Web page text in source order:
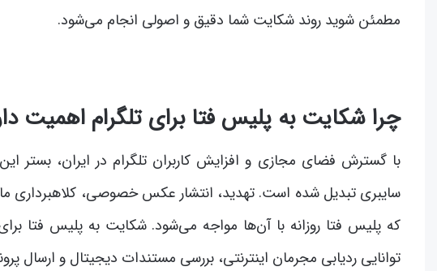
مطمئن شوید روند شکایت شما دقیق و اصولی انجام می‌شود.
چرا شکایت به پلیس فتا برای تلگرام اهمیت
با گسترش فضای مجازی و افزایش کاربران تلگرام در ایران،
سایبری تبدیل شده است. تهدید، انتشار عکس خصوصی، کلاهبرداری
که پلیس فتا روزانه با آن‌ها مواجه می‌شود. شکایت به پلیس فتا
توانایی ردیابی مجرمان اینترنتی، بررسی مستندات دیجیتال و ارسال